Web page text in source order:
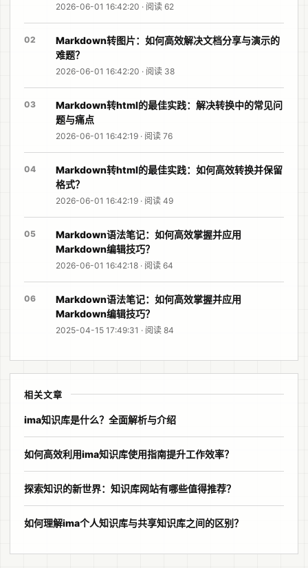
2026-06-01 16:42:20 · 阅读 62
02
Markdown转图片：如何高效解决文档分享与演示的
难题？
2026-06-01 16:42:20 · 阅读 38
03
Markdown转html的最佳实践：解决转换中的常见问
题与痛点
2026-06-01 16:42:19 · 阅读 76
04
Markdown转html的最佳实践：如何高效转换并保留
格式？
2026-06-01 16:42:19 · 阅读 49
05
Markdown语法笔记：如何高效掌握并应用
Markdown编辑技巧？
2026-06-01 16:42:18 · 阅读 64
06
Markdown语法笔记：如何高效掌握并应用
Markdown编辑技巧？
2025-04-15 17:49:31 · 阅读 84
相关文章
ima知识库是什么？全面解析与介绍
如何高效利用ima知识库使用指南提升工作效率？
探索知识的新世界：知识库网站有哪些值得推荐？
如何理解ima个人知识库与共享知识库之间的区别？